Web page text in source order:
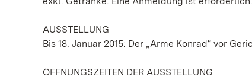
AUSSTELLUNG
Bis 18. Januar 2015: Der „Arme Konrad“ vor
ÖFFNUNGSZEITEN DER AUSSTELLUNG